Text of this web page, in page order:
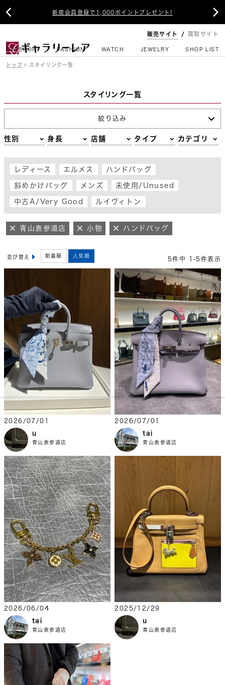
新規会員登録で1,000ポイントプレゼント!
 
販売サイト 買取サイト
CATEGORY FASHION WATCH JEWELRY SHOP LIST
トップ スタイリング一覧
スタイリング一覧
絞り込み
性別 身長 店舗 タイプ カテゴリ
レディース エルメス ハンドバッグ
斜めかけバッグ メンズ 未使用/Unused
中古A/Very Good ルイヴィトン
青山表参道店 小物 ハンドバッグ
並び替え 新着順 人気順 5件中 1 -5 件表示
2026/07/01
u
青山表参道店
2026/07/01
tai
青山表参道店
2026/06/04
tai
青山表参道店
2025/12/29
u
青山表参道店